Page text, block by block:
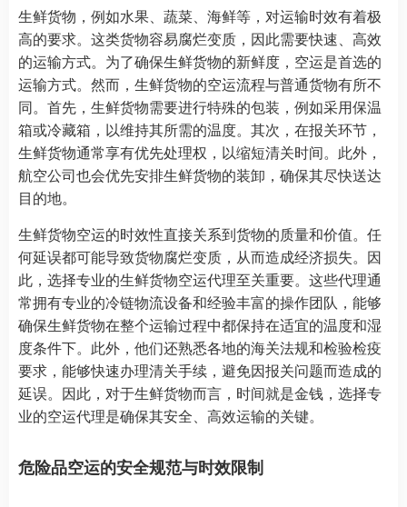
生鲜货物，例如水果、蔬菜、海鲜等，对运输时效有着极
高的要求。这类货物容易腐烂变质，因此需要快速、高效
的运输方式。为了确保生鲜货物的新鲜度，空运是首选的
运输方式。然而，生鲜货物的空运流程与普通货物有所不
同。首先，生鲜货物需要进行特殊的包装，例如采用保温
箱或冷藏箱，以维持其所需的温度。其次，在报关环节，
生鲜货物通常享有优先处理权，以缩短清关时间。此外，
航空公司也会优先安排生鲜货物的装卸，确保其尽快送达
目的地。
生鲜货物空运的时效性直接关系到货物的质量和价值。任
何延误都可能导致货物腐烂变质，从而造成经济损失。因
此，选择专业的生鲜货物空运代理至关重要。这些代理通
常拥有专业的冷链物流设备和经验丰富的操作团队，能够
确保生鲜货物在整个运输过程中都保持在适宜的温度和湿
度条件下。此外，他们还熟悉各地的海关法规和检验检疫
要求，能够快速办理清关手续，避免因报关问题而造成的
延误。因此，对于生鲜货物而言，时间就是金钱，选择专
业的空运代理是确保其安全、高效运输的关键。
危险品空运的安全规范与时效限制